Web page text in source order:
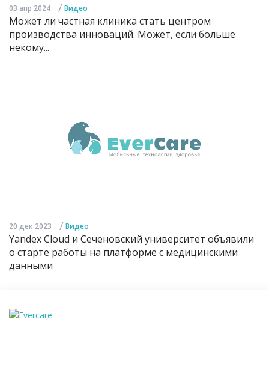
03 апр 2024 / Видео
Может ли частная клиника стать центром
производства инноваций. Может, если больше
некому...
20 дек 2023 / Видео
Yandex Cloud и Сеченовский университет объявили
о старте работы на платформе с медицинскими
данными